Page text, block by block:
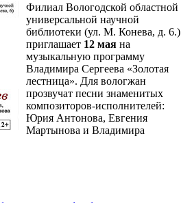
Филиал Вологодской областной
универсальной научной
библиотеки (ул. М. Конева, д. 6.)
приглашает 12 мая на
музыкальную программу
Владимира Сергеева «Золотая
лестница». Для вологжан
прозвучат песни знаменитых
композиторов-исполнителей:
Юрия Антонова, Евгения
Мартынова и Владимира